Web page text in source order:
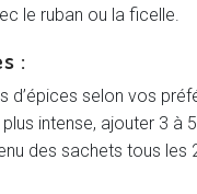
le ruban ou la ficelle.
:
d’épices selon vos
intense, ajouter 3 à
des sachets tous